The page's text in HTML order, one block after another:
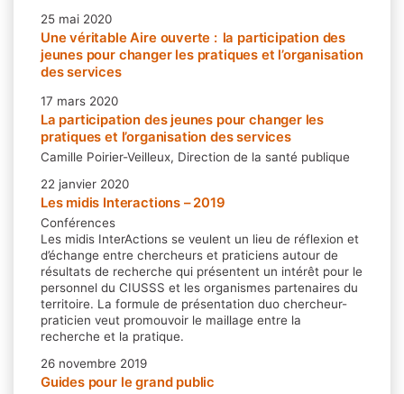
25 mai 2020
Une véritable Aire ouverte : la participation des
jeunes pour changer les pratiques et l’organisation
des services
17 mars 2020
La participation des jeunes pour changer les
pratiques et l’organisation des services
Camille Poirier-Veilleux, Direction de la santé publique
22 janvier 2020
Les midis Interactions – 2019
Conférences
Les midis InterActions se veulent un lieu de réflexion et
d’échange entre chercheurs et praticiens autour de
résultats de recherche qui présentent un intérêt pour le
personnel du CIUSSS et les organismes partenaires du
territoire. La formule de présentation duo chercheur-
praticien veut promouvoir le maillage entre la
recherche et la pratique.
26 novembre 2019
Guides pour le grand public